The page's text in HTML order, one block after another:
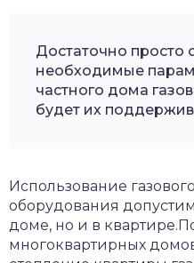
Достаточно просто
необходимые
частного дома
будет их
Использование
оборудования
доме, но и в
многоквартирных